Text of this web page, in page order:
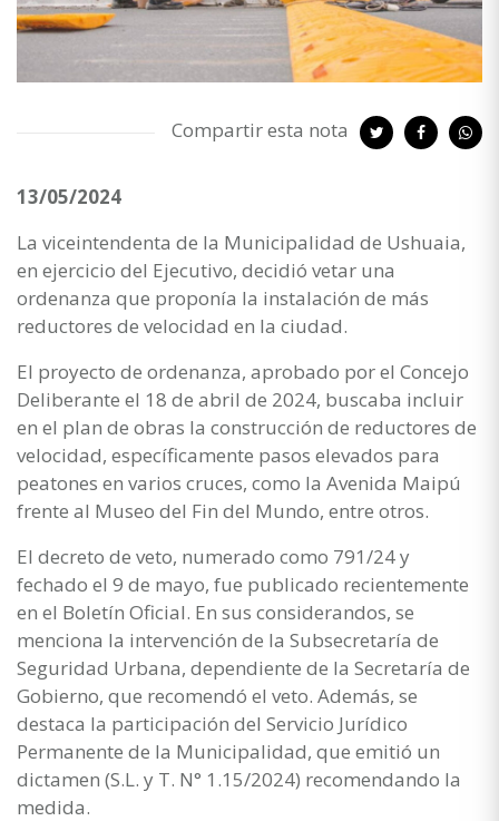
Compartir esta nota
13/05/2024
La viceintendenta de la Municipalidad de Ushuaia,
en ejercicio del Ejecutivo, decidió vetar una
ordenanza que proponía la instalación de más
reductores de velocidad en la ciudad.
El proyecto de ordenanza, aprobado por el Concejo
Deliberante el 18 de abril de 2024, buscaba incluir
en el plan de obras la construcción de reductores de
velocidad, específicamente pasos elevados para
peatones en varios cruces, como la Avenida Maipú
frente al Museo del Fin del Mundo, entre otros.
El decreto de veto, numerado como 791/24 y
fechado el 9 de mayo, fue publicado recientemente
en el Boletín Oficial. En sus considerandos, se
menciona la intervención de la Subsecretaría de
Seguridad Urbana, dependiente de la Secretaría de
Gobierno, que recomendó el veto. Además, se
destaca la participación del Servicio Jurídico
Permanente de la Municipalidad, que emitió un
dictamen (S.L. y T. N° 1.15/2024) recomendando la
medida.